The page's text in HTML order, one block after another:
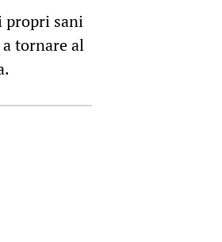
propri sani
tornare al